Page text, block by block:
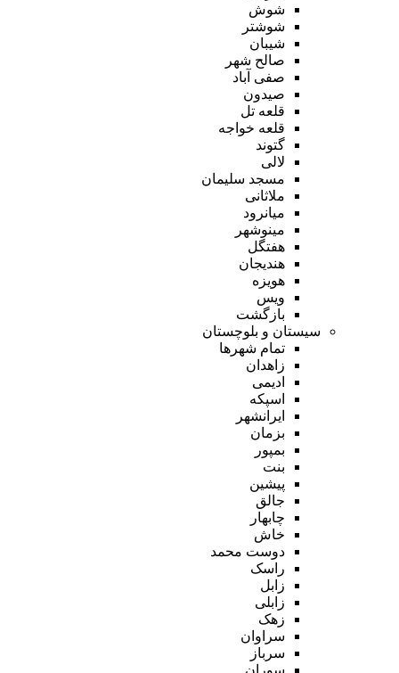
شوش
شوشتر
شیبان
صالح شهر
صفی آباد
صیدون
قلعه تل
قلعه خواجه
گتوند
لالی
مسجد سلیمان
ملاثانی
میانرود
مینوشهر
هفتگل
هندیجان
هویزه
ویس
بازگشت
سیستان و بلوچستان
تمام شهر‌ها
زاهدان
ادیمی
اسپکه
ایرانشهر
بزمان
بمپور
بنت
پیشین
جالق
چابهار
خاش
دوست محمد
راسک
زابل
زابلی
زهک
سراوان
سرباز
سوران